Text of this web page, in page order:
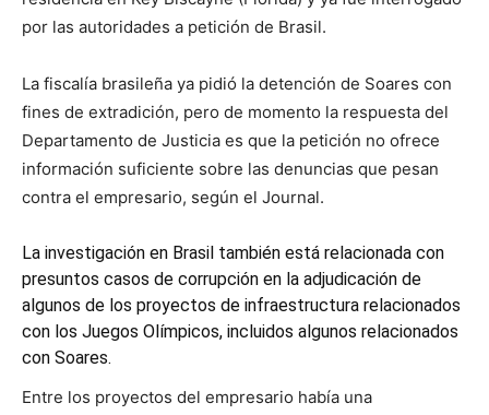
por las autoridades a petición de Brasil.
La fiscalía brasileña ya pidió la detención de Soares con
fines de extradición, pero de momento la respuesta del
Departamento de Justicia es que la petición no ofrece
información suficiente sobre las denuncias que pesan
contra el empresario, según el Journal.
La investigación en Brasil también está relacionada con
presuntos casos de corrupción en la adjudicación de
algunos de los proyectos de infraestructura relacionados
con los Juegos Olímpicos, incluidos algunos relacionados
con Soares.
Entre los proyectos del empresario había una